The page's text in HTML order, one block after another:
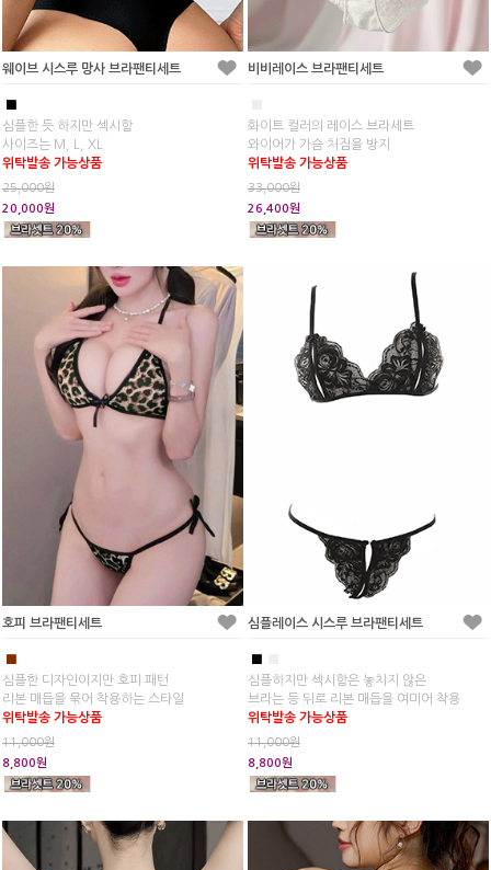
웨이브 시스루 망사 브라팬티세트
■
심플한 듯 하지만 섹시함
사이즈는 M, L, XL
위탁발송 가능상품
25,000원
20,000원
비비레이스 브라팬티세트
화이트 컬러의 레이스 브라세트
와이어가 가슴 처짐을 방지
위탁발송 가능상품
33,000원
26,400원
호피 브라팬티세트
■
심플한 디자인이지만 호피 패턴
리본 매듭을 묶어 착용하는 스타일
위탁발송 가능상품
11,000원
8,800원
심플레이스 시스루 브라팬티세트
■
심플하지만 섹시함은 놓치지 않은
브라는 등 뒤로 리본 매듭을 여미어 착용
위탁발송 가능상품
11,000원
8,800원